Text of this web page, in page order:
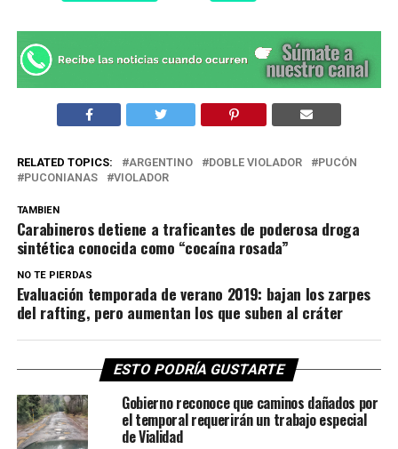
RELATED TOPICS: ARGENTINO DOBLE VIOLADOR
PUCÓN
PUCONIANAS
VIOLADOR
TAMBIEN
Carabineros detiene a traficantes de poderosa droga
sintética conocida como “cocaína rosada”
NO TE PIERDAS
Evaluación temporada de verano 2019: bajan los zarpes
del rafting, pero aumentan los que suben al cráter
ESTO PODRÍA GUSTARTE
Gobierno reconoce que caminos dañados por
el temporal requerirán un trabajo especial
de Vialidad